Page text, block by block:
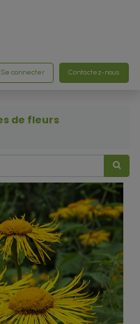
Se connecter Contactez-nous
de fleurs